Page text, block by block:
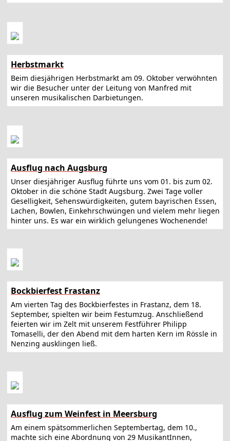
Herbstmarkt
Beim diesjährigen Herbstmarkt am 09. Oktober verwöhnten
wir die Besucher unter der Leitung von Manfred mit
unseren musikalischen Darbietungen.
Ausflug nach Augsburg
Unser diesjähriger Ausflug führte uns vom 01. bis zum 02.
Oktober in die schöne Stadt Augsburg. Zwei Tage voller
Geselligkeit, Sehenswürdigkeiten, gutem bayrischen Essen,
Lachen, Bowlen, Einkehrschwüngen und vielem mehr liegen
hinter uns. Es war ein wirklich gelungenes Wochenende!
Bockbierfest Frastanz
Am vierten Tag des Bockbierfestes in Frastanz, dem 18.
September, spielten wir beim Festumzug. Anschließend
feierten wir im Zelt mit unserem Festführer Philipp
Tomaselli, der den Abend mit dem harten Kern im Rössle in
Nenzing ausklingen ließ.
Ausflug zum Weinfest in Meersburg
Am einem spätsommerlichen Septembertag, dem 10.,
machte sich eine Abordnung von 29 MusikantInnen,